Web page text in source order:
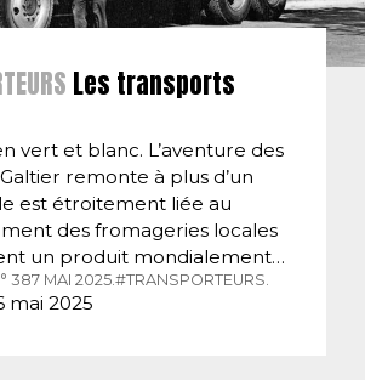
Les transports
vert et blanc. L’aventure des
remonte à plus d’un
est étroitement liée au
des fromageries locales
un produit mondialement…
387 MAI 2025.#TRANSPORTEURS.
mai 2025